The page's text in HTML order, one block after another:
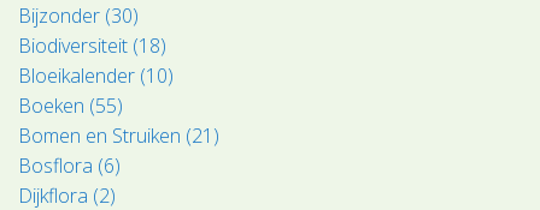
Bijzonder (30)
Biodiversiteit (18)
Bloeikalender (10)
Boeken (55)
Bomen en Struiken (21)
Bosflora (6)
Dijkflora (2)